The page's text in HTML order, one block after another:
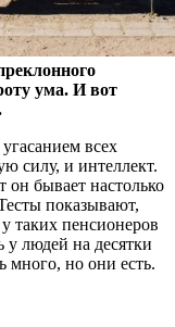
ума. И вот
всех
силу, и интеллект.
он бывает настолько
показывают,
таких пенсионеров
у людей на десятки
много, но они есть.